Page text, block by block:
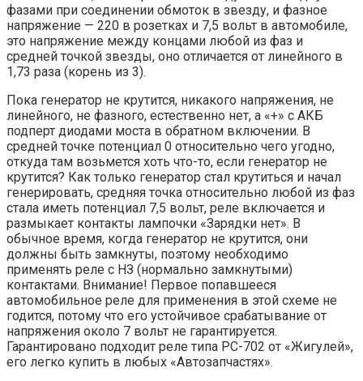
фазами при соединении обмоток в звезду, и фазное
напряжение — 220 в розетках и 7,5 вольт в автомобиле,
это напряжение между концами любой из фаз и
средней точкой звезды, оно отличается от линейного в
1,73 раза (корень из 3).
Пока генератор не крутится, никакого напряжения, не
линейного, не фазного, естественно нет, а «+» с АКБ
подперт диодами моста в обратном включении. В
средней точке потенциал 0 относительно чего угодно,
откуда там возьмется хоть что-то, если генератор не
крутится? Как только генератор стал крутиться и начал
генерировать, средняя точка относительно любой из фаз
стала иметь потенциал 7,5 вольт, реле включается и
размыкает контакты лампочки «Зарядки нет». В
обычное время, когда генератор не крутится, они
должны быть замкнуты, поэтому необходимо
применять реле с НЗ (нормально замкнутыми)
контактами. Внимание! Первое попавшееся
автомобильное реле для применения в этой схеме не
годится, потому что его устойчивое срабатывание от
напряжения около 7 вольт не гарантируется.
Гарантировано подходит реле типа РС-702 от «Жигулей»,
его легко купить в любых «Автозапчастях».